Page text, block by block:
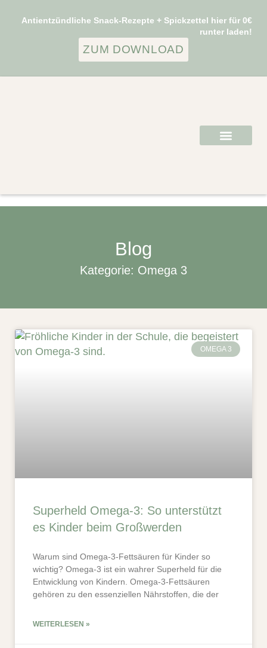
Antientzündliche Snack-Rezepte + Spickzettel hier für 0€
runter laden!
ZUM DOWNLOAD
Blog
Kategorie: Omega 3
OMEGA 3
Superheld Omega-3: So unterstützt
es Kinder beim Großwerden
Warum sind Omega-3-Fettsäuren für Kinder so
wichtig? Omega-3 ist ein wahrer Superheld für die
Entwicklung von Kindern. Omega-3-Fettsäuren
gehören zu den essenziellen Nährstoffen, die der
WEITERLESEN »